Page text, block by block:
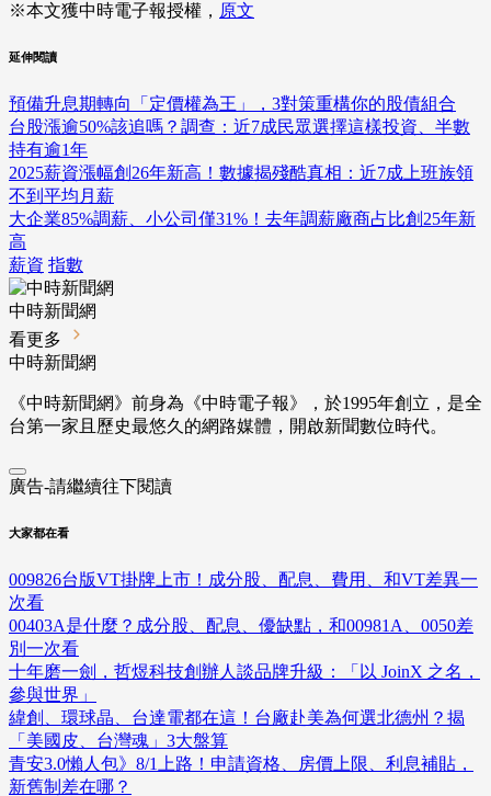
※本文獲中時電子報授權， 原文
延伸閱讀
預備升息期轉向「定價權為王」，3對策重構你的股債組合
台股漲逾50%該追嗎？調查：近7成民眾選擇這樣投資、半數
持有逾1年
2025薪資漲幅創26年新高！數據揭殘酷真相：近7成上班族領
不到平均月薪
大企業85%調薪、小公司僅31%！去年調薪廠商占比創25年新
高
薪資 指數
中時新聞網
看更多
中時新聞網
《中時新聞網》前身為《中時電子報》，於1995年創立，是全
台第一家且歷史最悠久的網路媒體，開啟新聞數位時代。
廣告-請繼續往下閱讀
大家都在看
009826台版VT掛牌上市！成分股、配息、費用、和VT差異一
次看
00403A是什麼？成分股、配息、優缺點，和00981A、0050差
別一次看
十年磨一劍，哲煜科技創辦人談品牌升級：「以 JoinX 之名，
參與世界」
緯創、環球晶、台達電都在這！台廠赴美為何選北德州？揭
「美國皮、台灣魂」3大盤算
青安3.0懶人包》8/1上路！申請資格、房價上限、利息補貼，
新舊制差在哪？